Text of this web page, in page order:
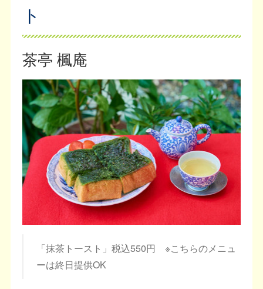
ト
茶亭 楓庵
「抹茶トースト」税込550円 ※こちらのメニュ
ーは終日提供OK